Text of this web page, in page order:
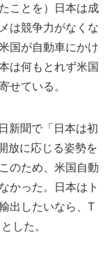
ことを）日本は成
は競争力がなくな
国が自動車にかけ
は何もとれず米国
せている。
新聞で「日本は初
放に応じる姿勢を
のため、米国自動
かった。日本はト
出したいなら、T
した。